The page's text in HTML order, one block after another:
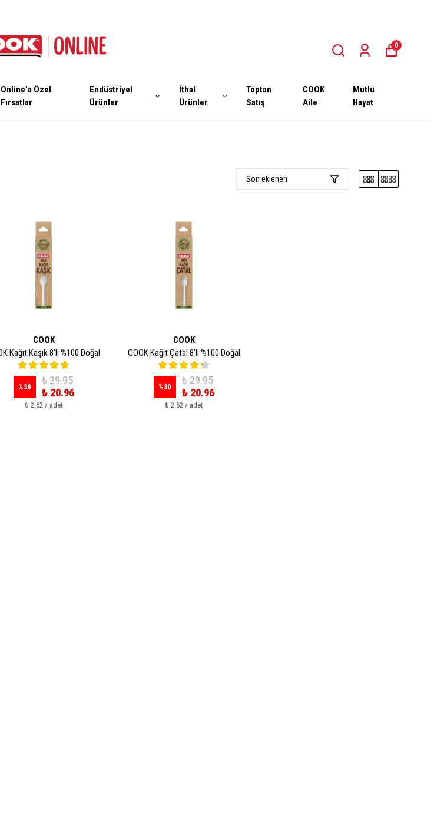
Online'a Özel
Fırsatlar
Endüstriyel
Ürünler
İthal
Ürünler
Toptan
Satış
COOK
Aile
Mutlu
Hayat
0
Son eklenen
COOK
Kağıt Kaşık 8'li %100 Doğal
%30
₺ 29.95
₺ 20.96
₺ 2.62 / adet
COOK
COOK Kağıt Çatal 8'li %100 Doğal
%30
₺ 29.95
₺ 20.96
₺ 2.62 / adet